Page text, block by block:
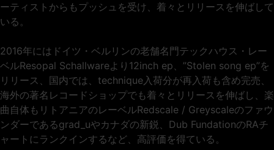
ーティストからもプッシュを受け、着々とリリースを伸ばして
いる。
2016年にはドイツ・ベルリンの老舗名門テックハウス・レー
ベルResopal Schallwareより12inch ep、”Stolen song ep”を
リリース、国内では、technique入荷分が再入荷も含め完売、
海外の著名レコードショップでも着々とリリースを伸ばし、楽
曲自体もリトアニアのレーベルRedscale / Greyscaleのファウ
ンダーであるgrad_uやカナダの新鋭、Dub FundationのRAチ
ャートにランクインするなど、高評価を得ている。